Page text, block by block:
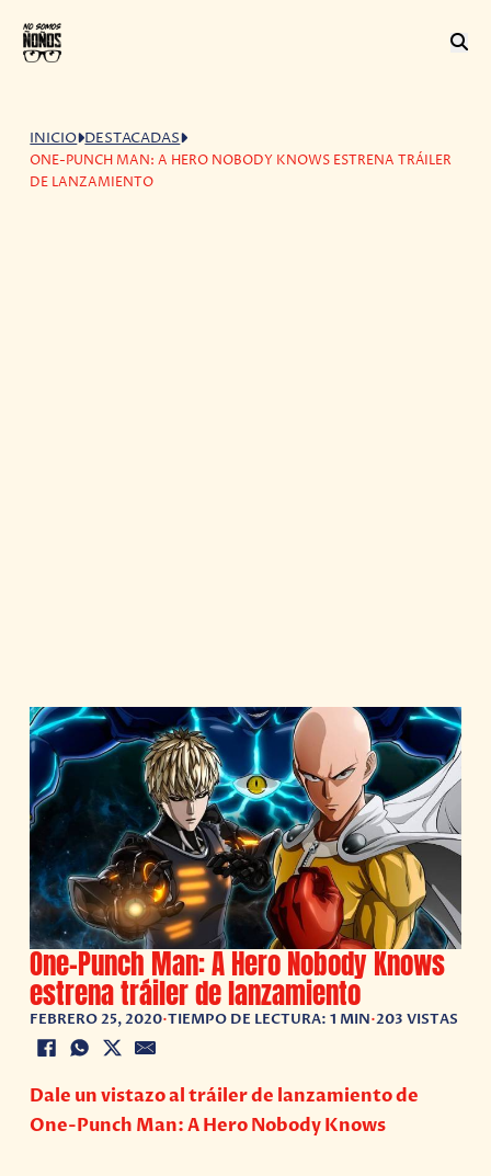
INICIO DESTACADAS
ONE-PUNCH MAN: A HERO NOBODY KNOWS ESTRENA TRÁILER
DE LANZAMIENTO
One-Punch Man: A Hero Nobody Knows
estrena tráiler de lanzamiento
FEBRERO 25, 2020•TIEMPO DE LECTURA: 1 MIN•203 VISTAS
Dale un vistazo al tráiler de lanzamiento de
One-Punch Man: A Hero Nobody Knows